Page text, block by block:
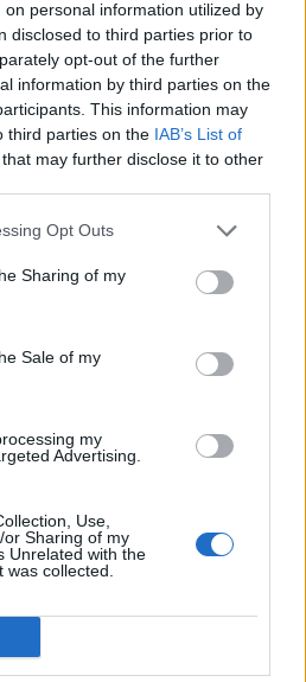
personal information utilized by
disclosed to third parties prior to
opt-out of the further
information by third parties on the
This information may
third parties on the IAB’s List of
that may further disclose it to other
Opt Outs
Sharing of my
Sale of my
my
Advertising.
Use,
Sharing of my
Unrelated with the
collected.
–
Žmonės
Kristina Meseguer
pasidalijo vaizdeliu iš
lovos: šalia – naujas
mylimasis(1)